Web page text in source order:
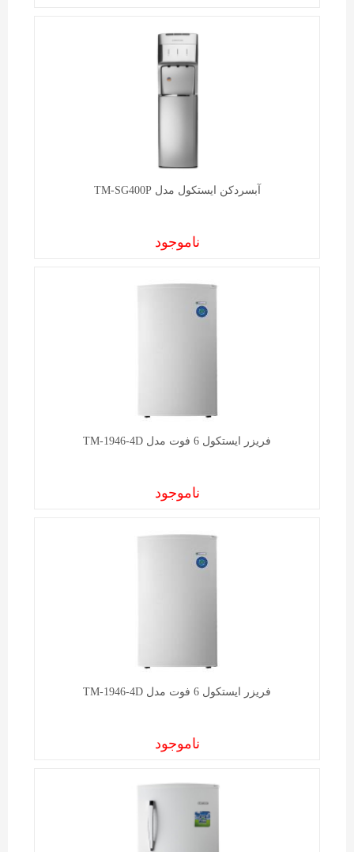
آبسردکن ايستکول مدل TM-SG400P
ناموجود
فریزر ايستکول 6 فوت مدل TM-1946-4D
ناموجود
فریزر ايستکول 6 فوت مدل TM-1946-4D
ناموجود